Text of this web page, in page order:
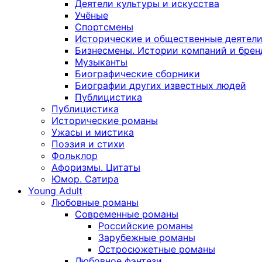
Деятели культуры и искусства
Учёные
Спортсмены
Исторические и общественные деятели
Бизнесмены. Истории компаний и
Музыканты
Биографические сборники
Биографии других известных людей
Публицистика
Публицистика
Исторические романы
Ужасы и мистика
Поэзия и стихи
Фольклор
Афоризмы. Цитаты
Юмор. Сатира
Young Adult
Любовные романы
Современные романы
Российские романы
Зарубежные романы
Остросюжетные романы